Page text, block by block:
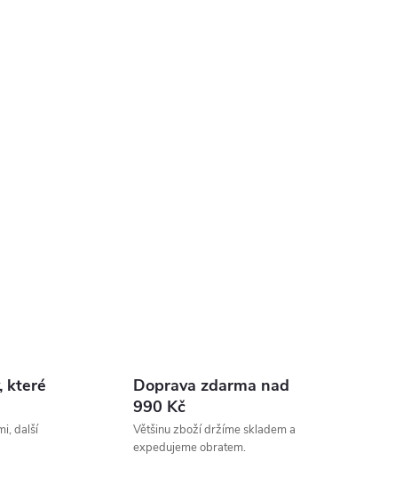
které
další
Doprava zdarma nad
990 Kč
Většinu zboží držíme skladem a
expedujeme obratem.